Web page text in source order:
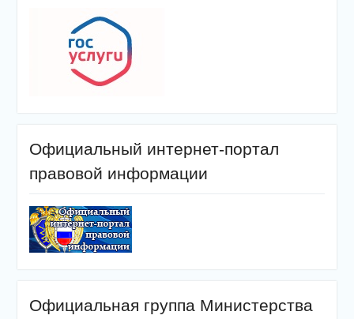
Официальный интернет-портал
правовой информации
Официальная группа Министерства